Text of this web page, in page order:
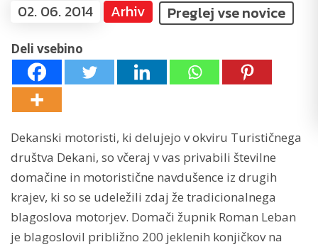
02. 06. 2014 Arhiv Preglej vse novice
Deli vsebino
Dekanski motoristi, ki delujejo v okviru Turističnega
društva Dekani, so včeraj v vas privabili številne
domačine in motoristične navdušence iz drugih
krajev, ki so se udeležili zdaj že tradicionalnega
blagoslova motorjev. Domači župnik Roman Leban
je blagoslovil približno 200 jeklenih konjičkov na